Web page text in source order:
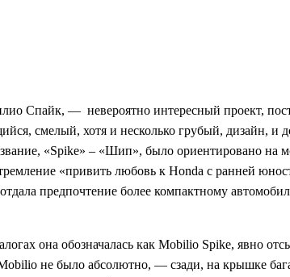
Спайк, — невероятно интересный проект,
смелый, хотя и несколько грубый, дизайн, и
«Spike» – «Шип», было ориентировано на
«привить любовь к Honda с ранней
предпочтение более компактному
она обозначалась как Mobilio Spike, явно
не было абсолютно, — сзади, на крышке